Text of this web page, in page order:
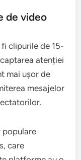
formate de
că
rapid și
video
clipurile de 15-
atenției